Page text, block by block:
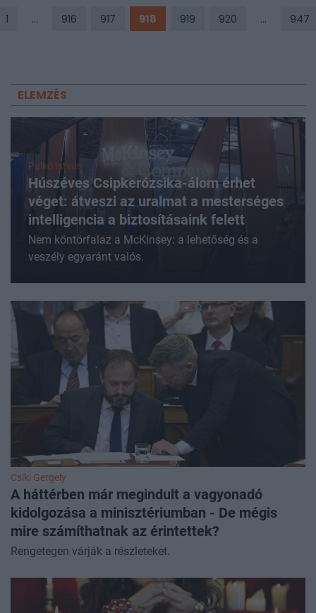
1 ... 916 917 918 919 920 ... 947
ELEMZÉS
Palkó István
Húszéves Csipkerózsika-álom érhet
véget: átveszi az uralmat a mesterséges
intelligencia a biztosításaink felett
Nem köntörfalaz a McKinsey: a lehetőség és a
veszély egyaránt valós.
Csiki Gergely
A háttérben már megindult a vagyonadó
kidolgozása a minisztériumban - De mégis
mire számíthatnak az érintettek?
Rengetegen várják a részleteket.